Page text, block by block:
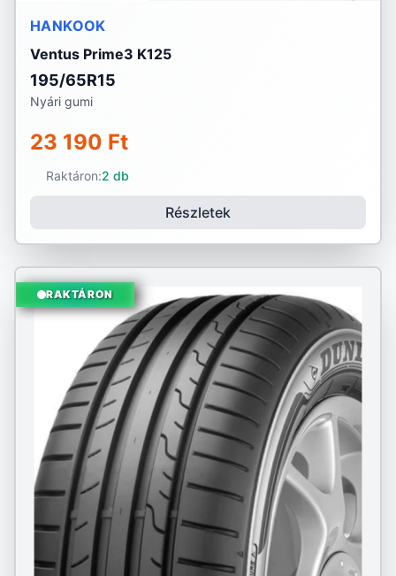
HANKOOK
Ventus Prime3 K125
195/65R15
Nyári gumi
23 190 Ft
Raktáron:2 db
Részletek
RAKTÁRON